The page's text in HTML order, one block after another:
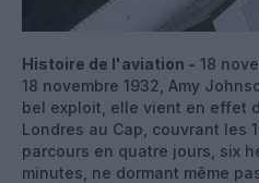
Histoire de l'aviation - 18
18 novembre 1932, Amy
bel exploit, elle vient en effet
Londres au Cap, couvrant les
parcours en quatre jours, six
minutes, ne dormant même